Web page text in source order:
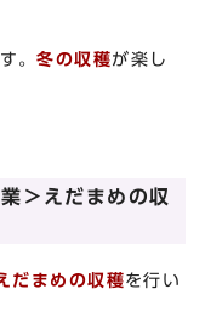
。冬の収穫が楽し
＞えだまめの収
だまめの収穫を行い